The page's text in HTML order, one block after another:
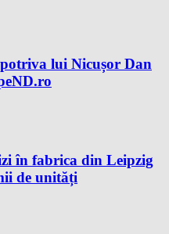
lui Nicușor Dan
în fabrica din Leipzig
de unități